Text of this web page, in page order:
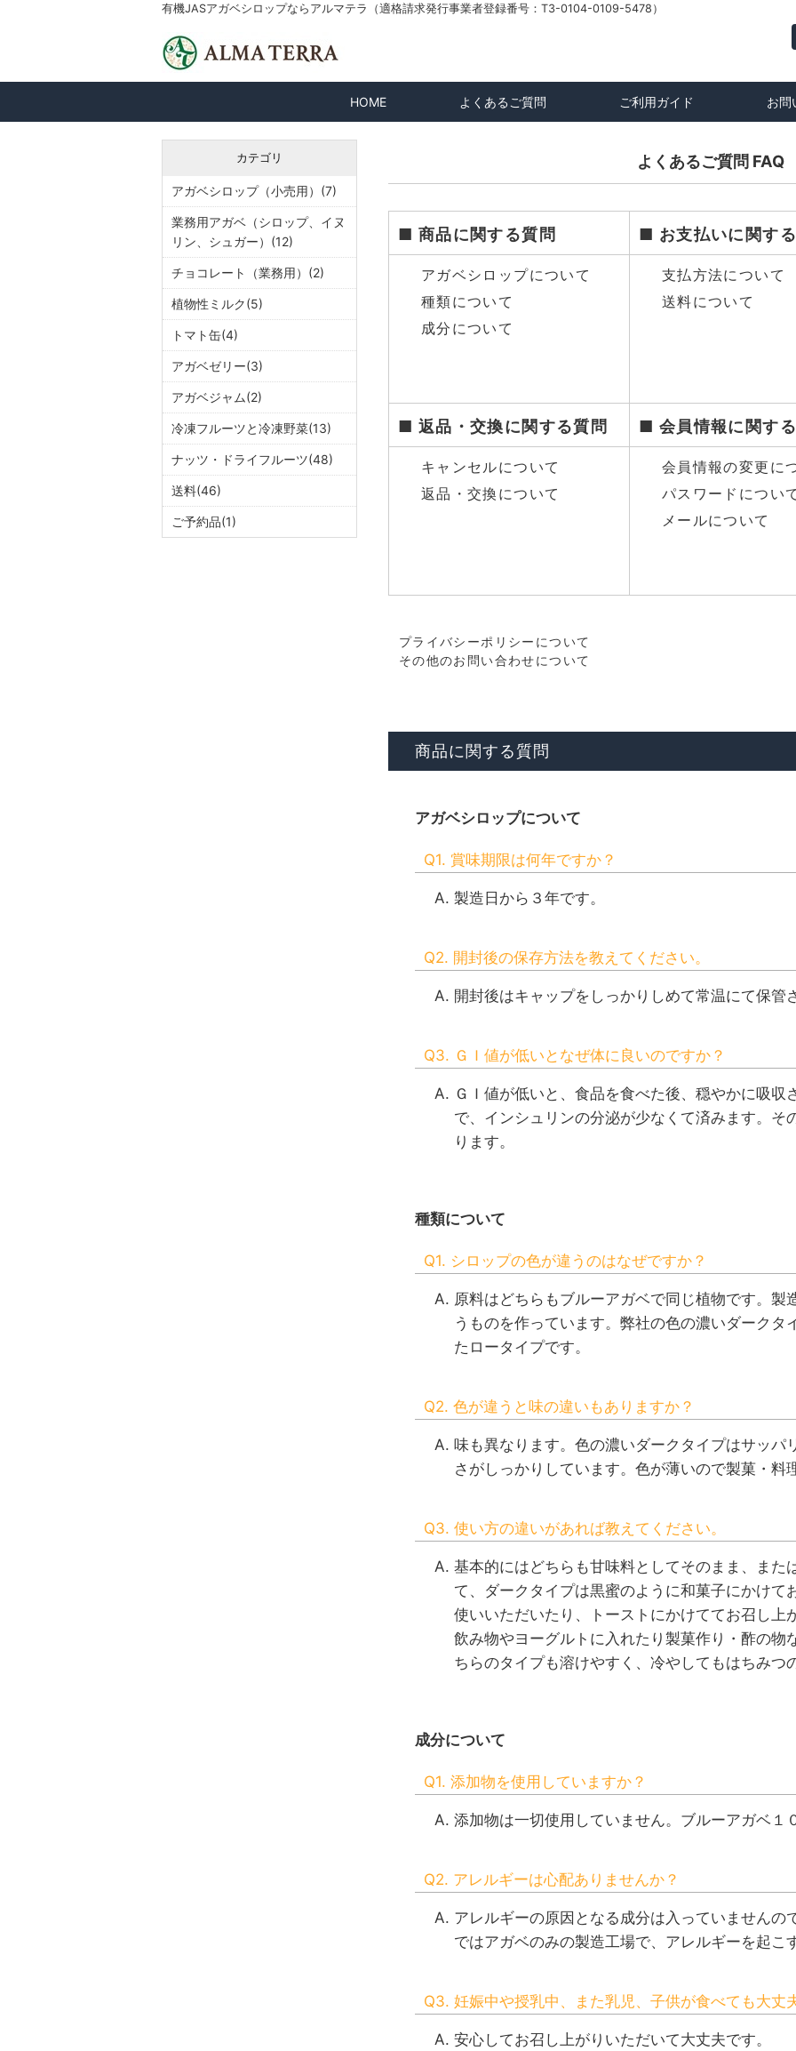
有機JASアガベシロップならアルマテラ（適格請求発行事業者登録番号：T3-0104-0109-5478）
HOME よくあるご質問 ご利用ガイド お問
カテゴリ
アガベシロップ（小売用）(7)
業務用アガベ（シロップ、イヌ
リン、シュガー）(12)
チョコレート（業務用）(2)
植物性ミルク(5)
トマト缶(4)
アガベゼリー(3)
アガベジャム(2)
冷凍フルーツと冷凍野菜(13)
ナッツ・ドライフルーツ(48)
送料(46)
ご予約品(1)
よくあるご質問 FAQ
■ 商品に関する質問
アガベシロップについて
種類について
成分について
■ お支払いに関す
支払方法について
送料について
■ 返品・交換に関する質問
キャンセルについて
返品・交換について
■ 会員情報に関す
会員情報の変更に
パスワードについ
メールについて
プライバシーポリシーについて
その他のお問い合わせについて
商品に関する質問
アガベシロップについて
Q1. 賞味期限は何年ですか？
製造日から３年です。
Q2. 開封後の保存方法を教えてください。
開封後はキャップをしっかりしめて常温にて保管
Q3. ＧＩ値が低いとなぜ体に良いのですか？
ＧＩ値が低いと、食品を食べた後、穏やかに吸
で、インシュリンの分泌が少なくて済みます。
ります。
種類について
Q1. シロップの色が違うのはなぜですか？
原料はどちらもブルーアガベで同じ植物です。
うものを作っています。弊社の色の濃いダーク
たロータイプです。
Q2. 色が違うと味の違いもありますか？
味も異なります。色の濃いダークタイプはサッ
さがしっかりしています。色が薄いので製菓・料
Q3. 使い方の違いがあれば教えてください。
基本的にはどちらも甘味料としてそのまま、ま
て、ダークタイプは黒蜜のように和菓子にかけ
使いいただいたり、トーストにかけててお召し上
飲み物やヨーグルトに入れたり製菓作り・酢の
ちらのタイプも溶けやすく、冷やしてもはちみつ
成分について
Q1. 添加物を使用していますか？
添加物は一切使用していません。ブルーアガベ１
Q2. アレルギーは心配ありませんか？
アレルギーの原因となる成分は入っていません
ではアガベのみの製造工場で、アレルギーを起こ
Q3. 妊娠中や授乳中、また乳児、子供が食べても大丈
安心してお召し上がりいただいて大丈夫です。